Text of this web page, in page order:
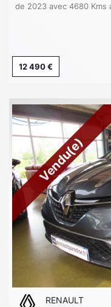
de 2023 avec 4680 Kms
12 490 €
Vendu(e)
RENAULT